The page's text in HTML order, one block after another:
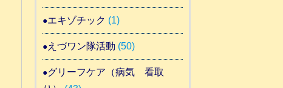
エキゾチック (1)
えづワン隊活動 (50)
グリーフケア（病気 看取